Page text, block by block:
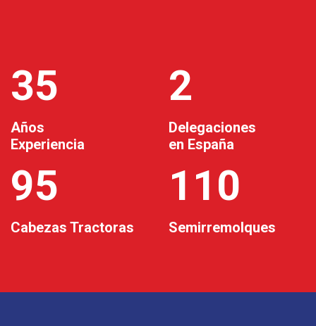
35
Años
Experiencia
2
Delegaciones
en España
95
Cabezas Tractoras
110
Semirremolques